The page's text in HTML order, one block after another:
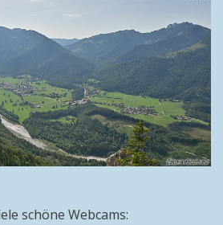
schöne Webcams: